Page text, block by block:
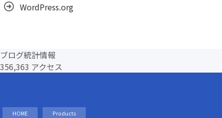
WordPress.org
ブログ統計情報
356,363 アクセス
HOME Products